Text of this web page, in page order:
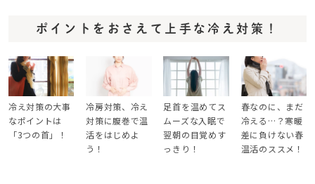
ポイントをおさえて上手な冷え対策！
冷え対策の大事
なポイントは
「3つの首」！
冷房対策、冷え
対策に腹巻で温
活をはじめよ
う！
足首を温めてス
ムーズな入眠で
翌朝の目覚めす
っきり！
春なのに、まだ
冷える…？寒暖
差に負けない春
温活のススメ！